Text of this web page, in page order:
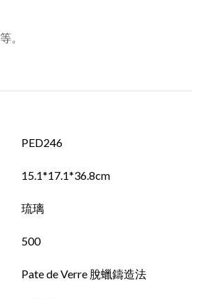
。
PED246
15.1*17.1*36.8cm
琉璃
500
Pate de Verre 脫蠟鑄造法